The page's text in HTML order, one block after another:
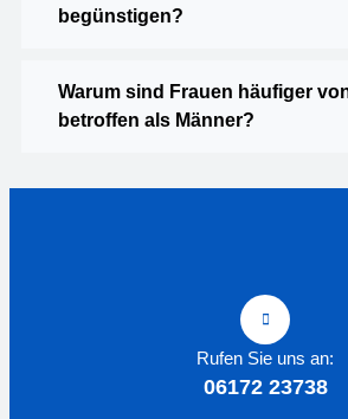
begünstigen?
Warum sind Frauen häufiger
betroffen als Männer?
Rufen Sie uns an:
06172 23738